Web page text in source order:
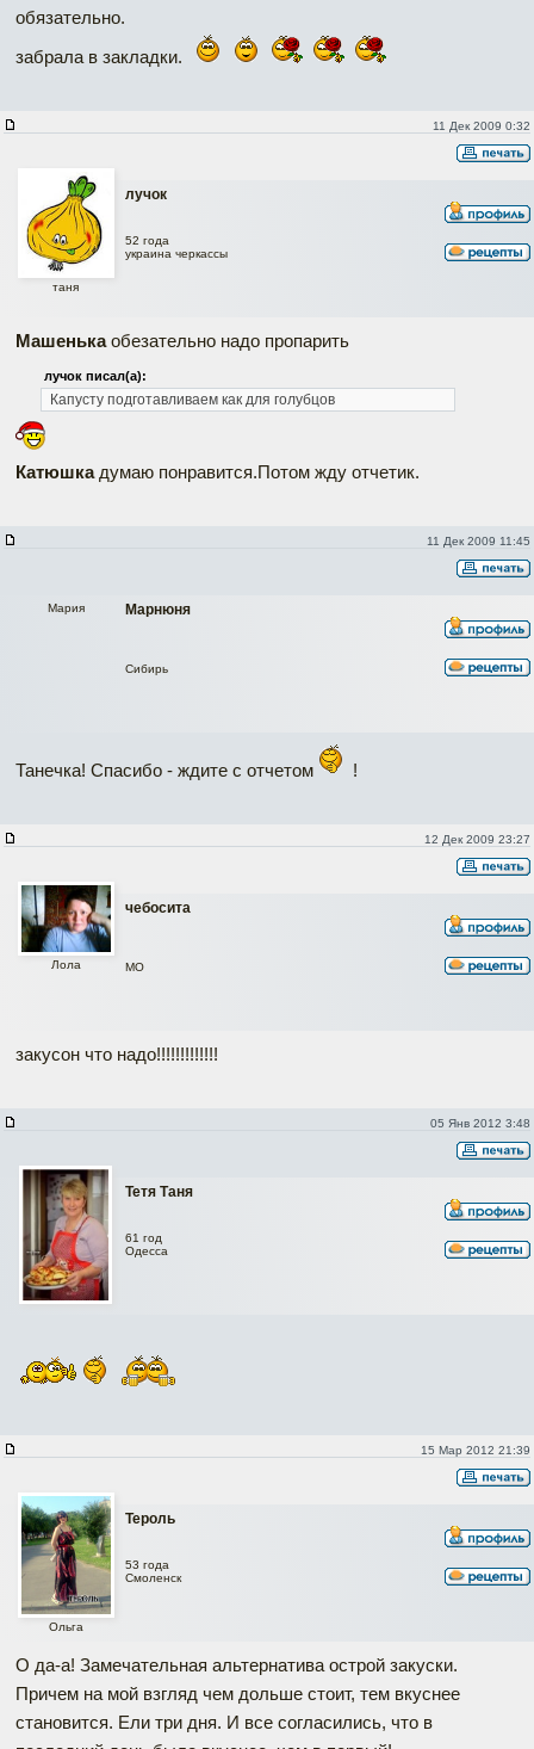
обязательно.
забрала в закладки.
11 Дек 2009 0:32
лучок
таня
52 года
украина черкассы
Машенькаобезательно надо пропарить
лучок писал(а):
Капусту подготавливаем как для голубцов
Катюшкадумаю понравится.Потом жду отчетик.
11 Дек 2009 11:45
Марнюня
Мария
Сибирь
Танечка! Спасибо - ждите с отчетом !
12 Дек 2009 23:27
чебосита
Лола МО
закусон что надо!!!!!!!!!!!!!
05 Янв 2012 3:48
Тетя Таня
61 год
Одесса
15 Мар 2012 21:39
Тероль
Ольга
53 года
Смоленск
О да-а! Замечательная альтернатива острой закуски.
Причем на мой взгляд чем дольше стоит, тем вкуснее
становится. Ели три дня. И все согласились, что в